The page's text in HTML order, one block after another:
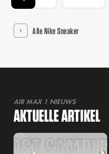
Alle Nike Sneaker
AIR MAX 1 NIEUWS
AKTUELLE ARTIKEL